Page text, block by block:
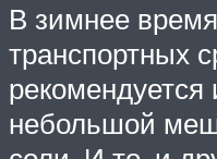
В зимнее
транспортных
небольшой